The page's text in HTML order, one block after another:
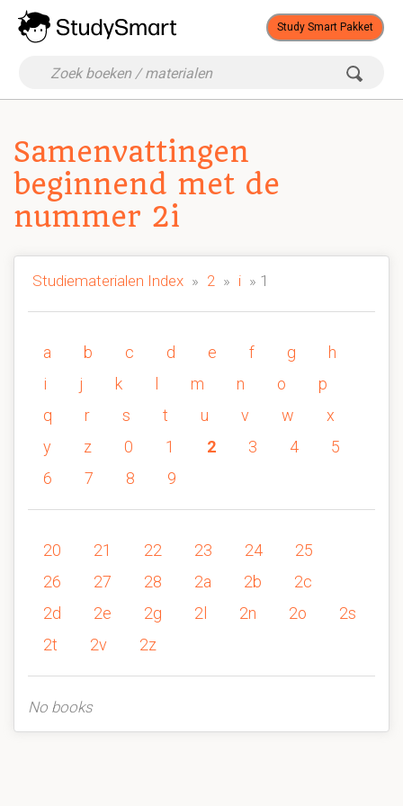
Study Smart Pakket
Samenvattingen
beginnend met de
nummer 2i
Studiematerialen Index » 2 » i » 1
a b c d e f g
h
i
j k m n o
p
q
r s t u v w
x
y
z 0 1 2 3 4
5
6
7 8 9
20 21 22 23 24
25
26
27 28 2a 2b
2c
2d
2e 2g 2l 2n 2o
2s
2t
2v 2z
No books